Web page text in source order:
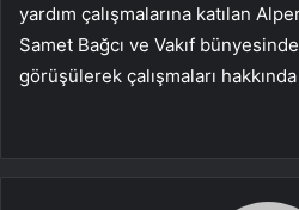
yardım çalışmalarına katılan
Samet Bağcı ve Vakıf
görüşülerek çalışmaları